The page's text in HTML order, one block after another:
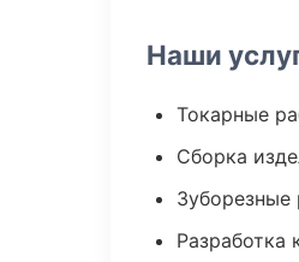
Наши
Токарные
Сборка
Зуборезные
Разработка